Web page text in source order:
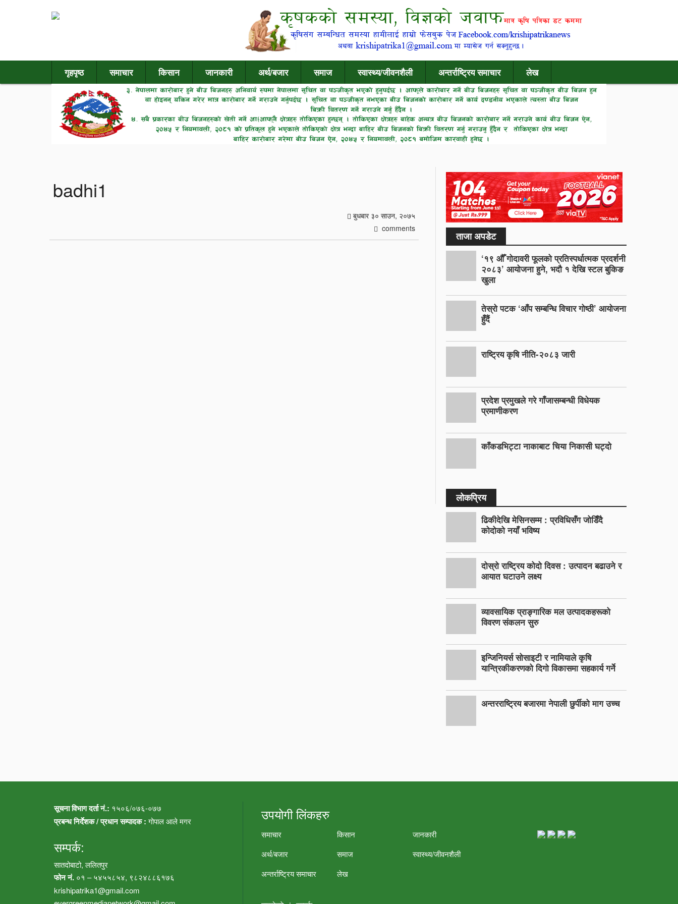
गृहपृष्ठ समाचार किसान जानकारी अर्थ/बजार समाज स्वास्थ्य/जीवनशैली अन्तर्राष्ट्रिय समाचार लेख
badhi1
बुधबार ३० साउन, २०७५
comments
ताजा अपडेट
‘१९ औँ गोदावरी फूलको प्रतिस्पर्धात्मक प्रदर्शनी
२०८३’ आयोजना हुने, भदौ १ देखि स्टल बुकिङ
खुला
तेस्रो पटक ‘आँप सम्बन्धि विचार गोष्ठी’ आयोजना
हुँदैं
राष्ट्रिय कृषि नीति-२०८३ जारी
प्रदेश प्रमुखले गरे गाँजासम्बन्धी विधेयक
प्रमाणीकरण
काँकडभिट्टा नाकाबाट चिया निकासी घट्दो
लोकप्रिय
ढिकीदेखि मेसिनसम्म : प्रविधिसँग जोडिँदै
कोदोको नयाँ भविष्य
दोस्रो राष्ट्रिय कोदो दिवस : उत्पादन बढाउने र
आयात घटाउने लक्ष्य
व्यावसायिक प्राङ्गारिक मल उत्पादकहरूको
विवरण संकलन सुरु
इन्जिनियर्स सोसाइटी र नामियाले कृषि
यान्त्रिकीकरणको दिगो विकासमा सहकार्य गर्ने
अन्तरराष्ट्रिय बजारमा नेपाली छुर्पीको माग उच्च
सूचना विभाग दर्ता नं.: १५०६/०७६-०७७
प्रबन्ध निर्देशक / प्रधान सम्पादक :गोपाल आले मगर
सम्पर्क:
सातदोबाटो, ललितपुर
फोन नं. ०१ – ५४५५८५४, ९८२४८८६१७६
krishipatrika1@gmail.com
उपयोगी लिंकहरु
समाचार किसान
जानकारी
अर्थ/बजार
समाज
स्वास्थ्य/जीवनशैली
अन्तर्राष्ट्रिय समाचार
लेख